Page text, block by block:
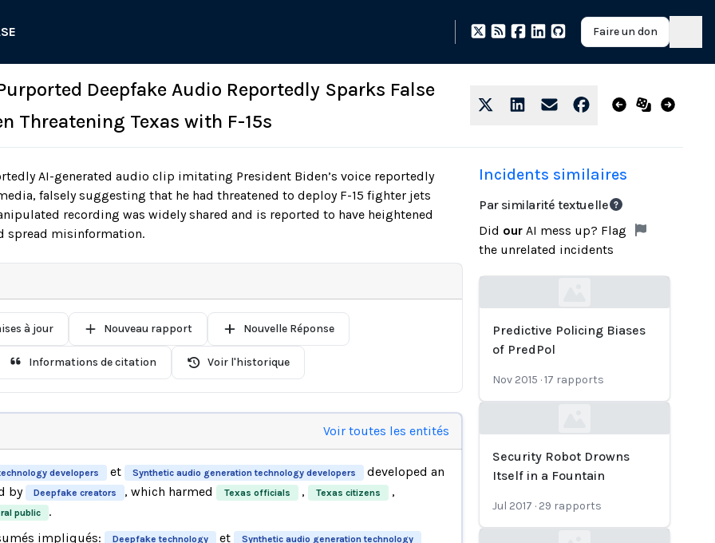
Faire un don
Deepfake Audio Reportedly Sparks False
Threatening Texas with F-15s
AI-generated audio clip imitating President Biden’s voice reportedly
falsely suggesting that he had threatened to deploy F-15 fighter jets
recording was widely shared and is reported to have heightened
spread misinformation.
à jour Nouveau rapport Nouvelle Réponse
Informations de citation Voir l'historique
Voir toutes les entités
developers et Synthetic audio generation technology developers
developed an
by
Deepfake creators , which harmed Texas officials , Texas citizens ,
public
.
impliqués:
Deepfake technology et Synthetic audio generation technology
Incidents similaires
Par similarité textuelle
Did our AI mess up? Flag
the unrelated incidents
Predictive Policing Biases
of PredPol
Nov 2015 ·17 rapports
Security Robot Drowns
Itself in a Fountain
Jul 2017 · 29 rapports